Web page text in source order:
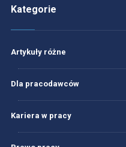
Kategorie
Artykuły różne
Dla pracodawców
Kariera w pracy